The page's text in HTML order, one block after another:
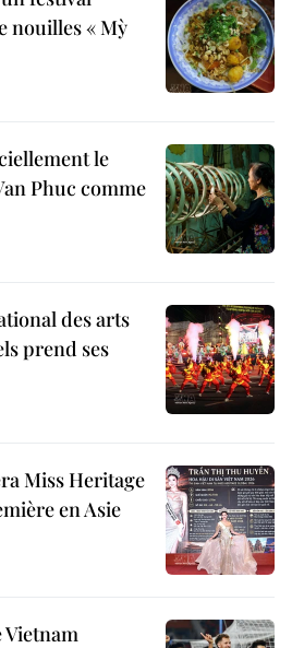
nouilles « Mỳ
le
Phuc comme
des arts
prend ses
Miss Heritage
en Asie
Vietnam